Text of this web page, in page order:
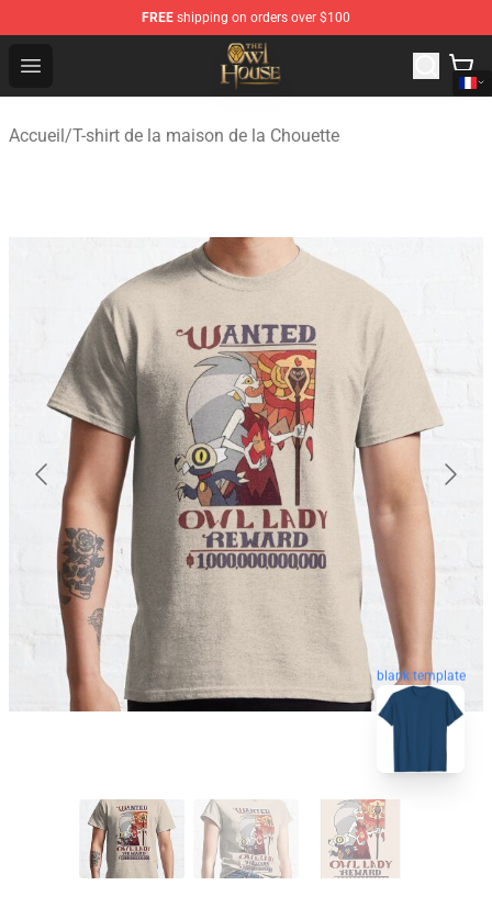
FREE shipping on orders over $100
Open menu
The Owl House Store - Official The Owl House
Accueil/T-shirt de la maison de la Chouette
blank template